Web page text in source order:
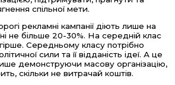
спільної мети.
рекламні кампанії діють лише на
не більше 20-30%. На середній клас
Середньому класу потрібно
сили та її відданість ідеї. А це
демонструючи масову організацію,
скільки не витрачай коштів.